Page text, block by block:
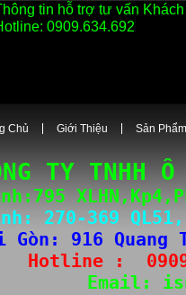
tin hỗ trợ tư vấn
0909.634.692
Chủ Giới Thiệu Sản Phẩm
TY TNHH
270-369
Gòn : 916 Quang
Hotline :
Email: